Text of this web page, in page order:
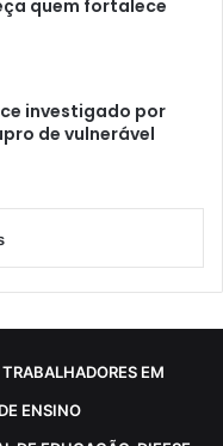
quem fortalece
investigado por
de vulnerável
EM
ENSINO